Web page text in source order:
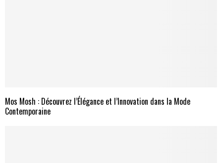
Mos Mosh : Découvrez l’Élégance et l’Innovation dans la Mode
Contemporaine